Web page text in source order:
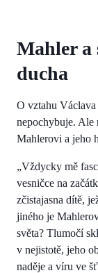
Mahler a
ducha
O vztahu
nepochybuje. Ale
Mahlerovi a jeho
„Vždycky mě
vesničce na
zčistajasna dítě,
jiného je
světa? Tlumočí
v nejistotě, jeho
naděje a víru ve